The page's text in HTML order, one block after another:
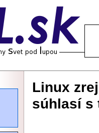
Linux
súhlasí s